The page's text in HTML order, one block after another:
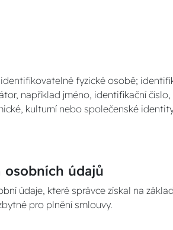
fyzické osobě;
například jméno, identifikační
kulturní nebo společenské
údajů
údaje, které správce získal na
pro plnění smlouvy.